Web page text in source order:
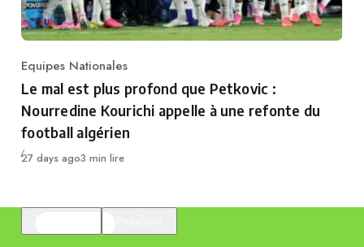
Category
Equipes Nationales
Le mal est plus profond que Petkovic :
Nourredine Kourichi appelle à une refonte du
football algérien
Publié
27 days ago3 min lire